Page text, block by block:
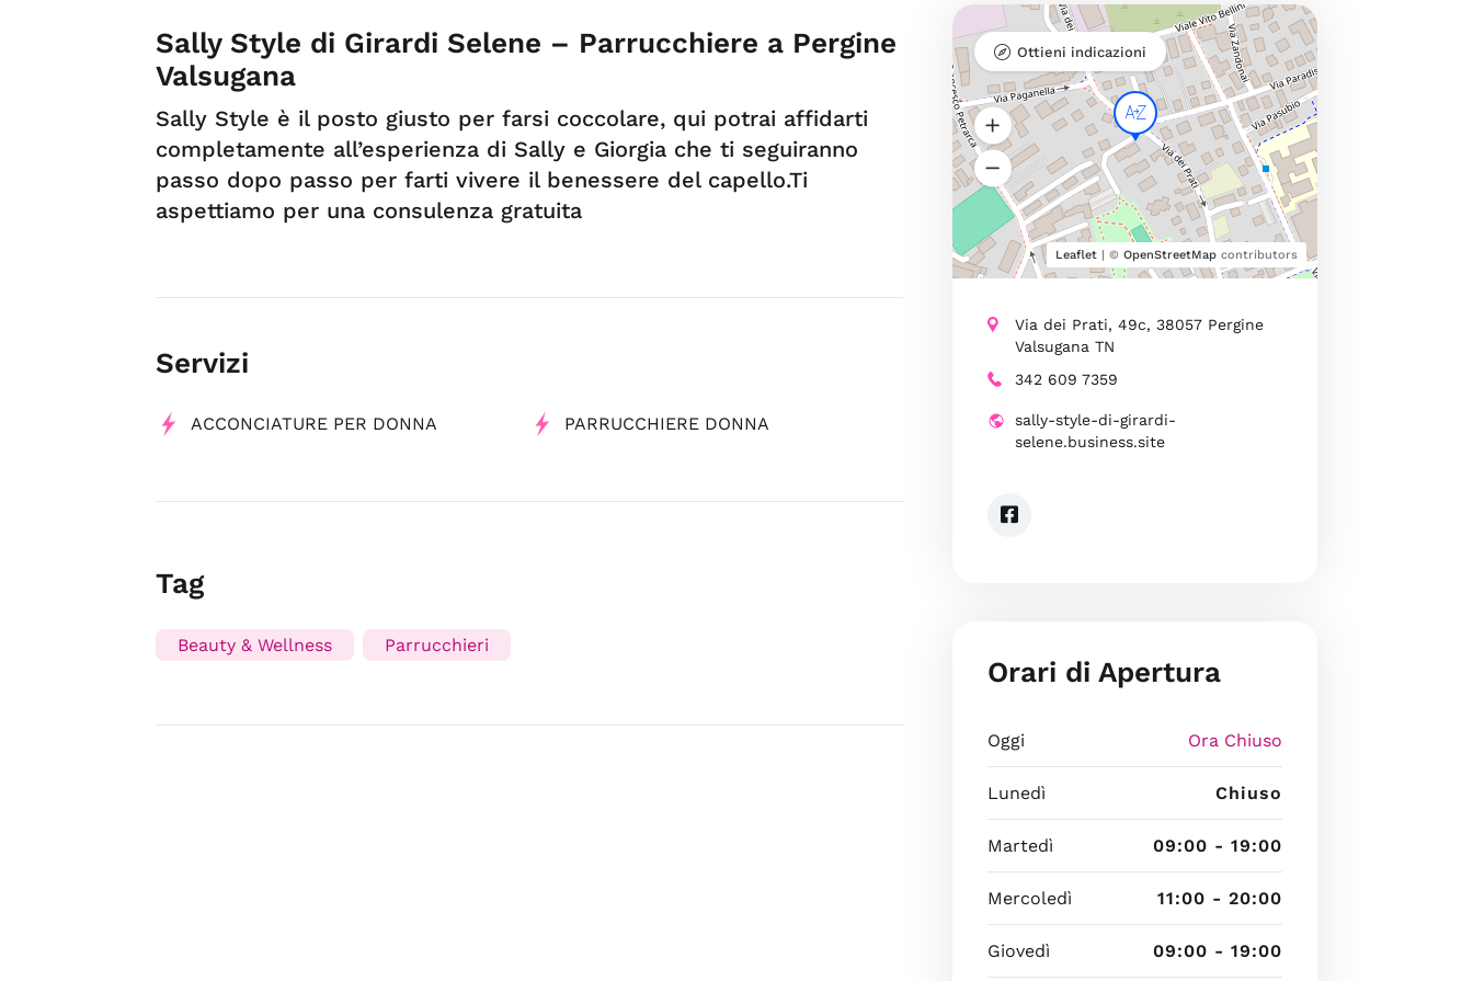
Sally Style di Girardi Selene – Parrucchiere a Pergine
Valsugana
Sally Style è il posto giusto per farsi coccolare, qui potrai affidarti
completamente all’esperienza di Sally e Giorgia che ti seguiranno
passo dopo passo per farti vivere il benessere del capello.Ti
aspettiamo per una consulenza gratuita
Servizi
ACCONCIATURE PER DONNA PARRUCCHIERE DONNA
Tag
Beauty & Wellness Parrucchieri
Leaflet| © OpenStreetMapcontributors
Ottieni indicazioni
Via dei Prati, 49c, 38057 Pergine
Valsugana TN
342 609 7359
sally-style-di-girardi-
selene.business.site
Orari di Apertura
Oggi Ora Chiuso
Lunedì Chiuso
Martedì 09:00 - 19:00
Mercoledì 11:00 - 20:00
Giovedì 09:00 - 19:00